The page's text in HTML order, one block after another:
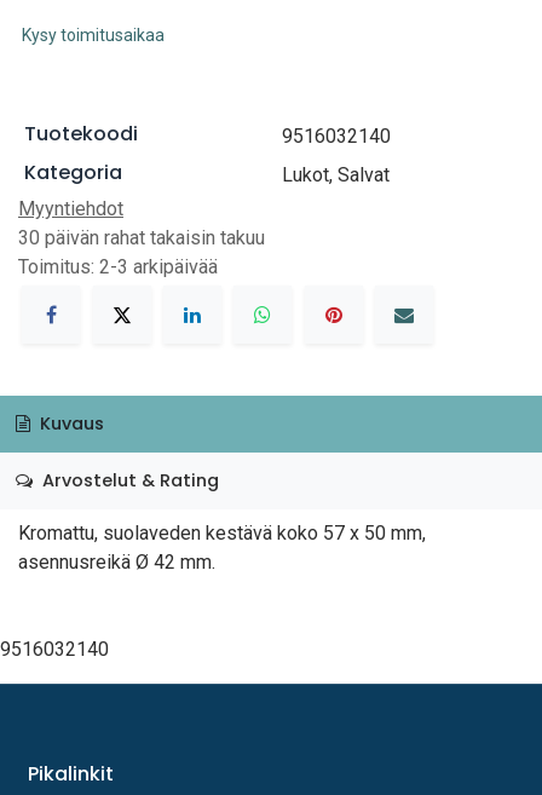
Kysy toimitusaikaa
Tuotekoodi 9516032140
Kategoria
Lukot, Salvat
Myyntiehdot
30 päivän rahat takaisin takuu
Toimitus: 2-3 arkipäivää
Kuvaus
Arvostelut & Rating
Kromattu, suolaveden kestävä koko 57 x 50 mm,
asennusreikä Ø 42 mm.
9516032140
Pikalinkit